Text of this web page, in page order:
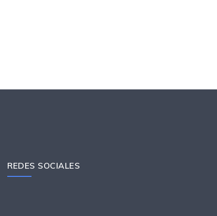
REDES SOCIALES